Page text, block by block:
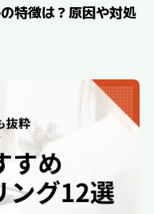
特徴は？原因や対処